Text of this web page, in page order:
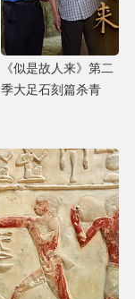
《似是故人来》第二
季大足石刻篇杀青